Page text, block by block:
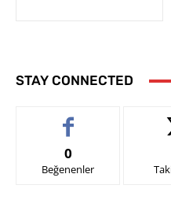
STAY CONNECTED
0
Beğenenler